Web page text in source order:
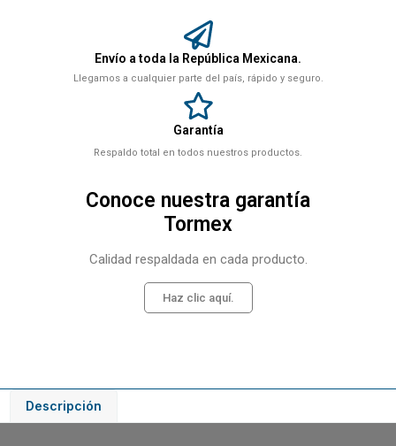
Envío a toda la República Mexicana.
Llegamos a cualquier parte del país, rápido y seguro.
Garantía
Respaldo total en todos nuestros productos.
Conoce nuestra garantía
Tormex
Calidad respaldada en cada producto.
Haz clic aquí.
Descripción